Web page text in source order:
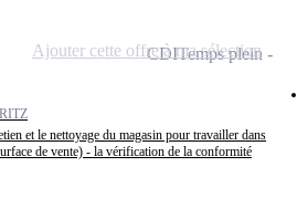
et le nettoyage du magasin pour travailler dans
de vente) - la vérification de la conformité
CDITemps plein
Ajouter cette offre à ma sélection